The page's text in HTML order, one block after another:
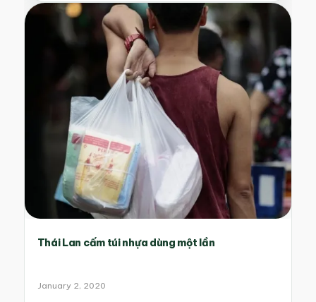
Thái Lan cấm túi nhựa dùng một lần
January 2, 2020